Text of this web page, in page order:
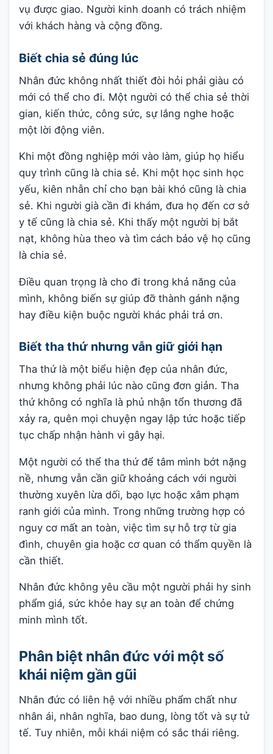
vụ được giao. Người kinh doanh có trách nhiệm
với khách hàng và cộng đồng.
Biết chia sẻ đúng lúc
Nhân đức không nhất thiết đòi hỏi phải giàu có
mới có thể cho đi. Một người có thể chia sẻ thời
gian, kiến thức, công sức, sự lắng nghe hoặc
một lời động viên.
Khi một đồng nghiệp mới vào làm, giúp họ hiểu
quy trình cũng là chia sẻ. Khi một học sinh học
yếu, kiên nhẫn chỉ cho bạn bài khó cũng là chia
sẻ. Khi người già cần đi khám, đưa họ đến cơ sở
y tế cũng là chia sẻ. Khi thấy một người bị bắt
nạt, không hùa theo và tìm cách bảo vệ họ cũng
là chia sẻ.
Điều quan trọng là cho đi trong khả năng của
mình, không biến sự giúp đỡ thành gánh nặng
hay điều kiện buộc người khác phải trả ơn.
Biết tha thứ nhưng vẫn giữ giới hạn
Tha thứ là một biểu hiện đẹp của nhân đức,
nhưng không phải lúc nào cũng đơn giản. Tha
thứ không có nghĩa là phủ nhận tổn thương đã
xảy ra, quên mọi chuyện ngay lập tức hoặc tiếp
tục chấp nhận hành vi gây hại.
Một người có thể tha thứ để tâm mình bớt nặng
nề, nhưng vẫn cần giữ khoảng cách với người
thường xuyên lừa dối, bạo lực hoặc xâm phạm
ranh giới của mình. Trong những trường hợp có
nguy cơ mất an toàn, việc tìm sự hỗ trợ từ gia
đình, chuyên gia hoặc cơ quan có thẩm quyền là
cần thiết.
Nhân đức không yêu cầu một người phải hy sinh
phẩm giá, sức khỏe hay sự an toàn để chứng
minh mình tốt.
Phân biệt nhân đức với một số
khái niệm gần gũi
Nhân đức có liên hệ với nhiều phẩm chất như
nhân ái, nhân nghĩa, bao dung, lòng tốt và sự tử
tế. Tuy nhiên, mỗi khái niệm có sắc thái riêng.